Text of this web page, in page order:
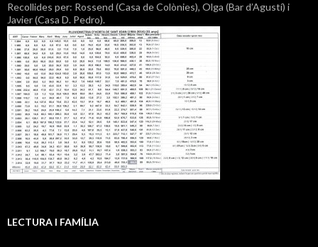
Recollides per: Rossend (Casa de Colònies), Olga (Bar d’Agustí) i
Javier (Casa D. Pedro).
LECTURA I FAMÍLIA